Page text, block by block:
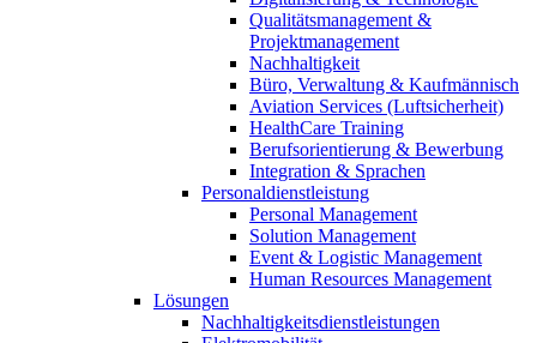
Qualitätsmanagement &
Projektmanagement
Nachhaltigkeit
Büro, Verwaltung & Kaufmännisch
Aviation Services (Luftsicherheit)
HealthCare Training
Berufsorientierung & Bewerbung
Integration & Sprachen
Personaldienstleistung
Personal Management
Solution Management
Event & Logistic Management
Human Resources Management
Lösungen
Nachhaltigkeitsdienstleistungen